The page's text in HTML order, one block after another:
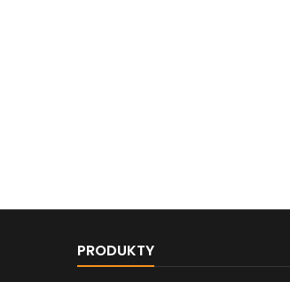
PRODUKTY